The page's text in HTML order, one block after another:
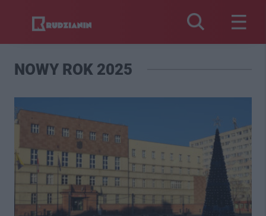
NOWY ROK 2025